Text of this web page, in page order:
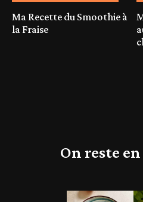
Ma Recette du Smoothie à
la Fraise
On reste